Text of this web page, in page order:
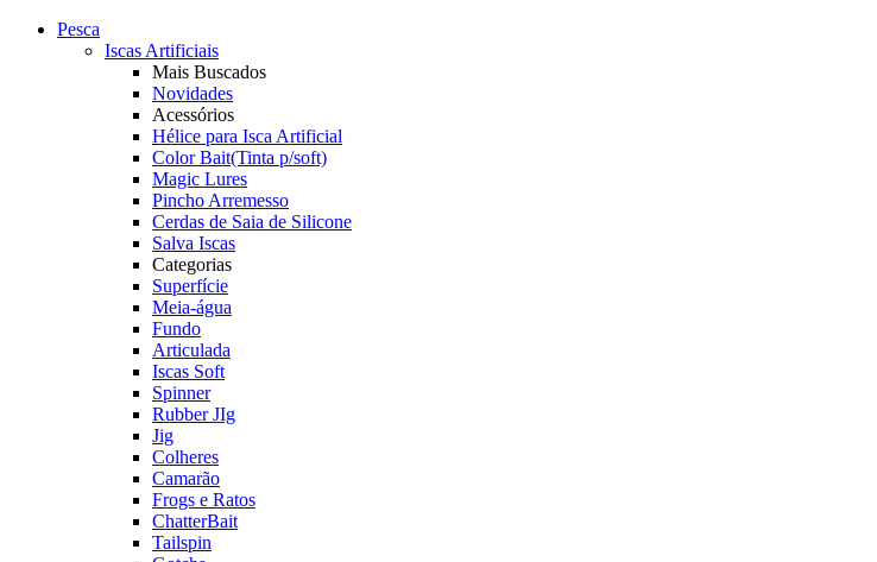
Pesca
Iscas Artificiais
Mais Buscados
Novidades
Acessórios
Hélice para Isca Artificial
Color Bait(Tinta p/soft)
Magic Lures
Pincho Arremesso
Cerdas de Saia de Silicone
Salva Iscas
Categorias
Superfície
Meia-água
Fundo
Articulada
Iscas Soft
Spinner
Rubber JIg
Jig
Colheres
Camarão
Frogs e Ratos
ChatterBait
Tailspin